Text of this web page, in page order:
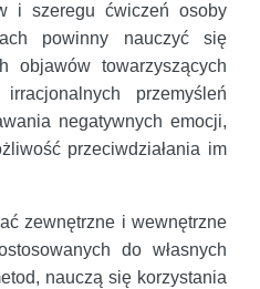
i szeregu ćwiczeń osoby
powinny nauczyć się
objawów towarzyszących
przemyśleń
negatywnych emocji,
przeciwdziałania im
zewnętrzne i wewnętrzne
do własnych
nauczą się korzystania